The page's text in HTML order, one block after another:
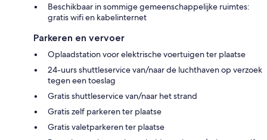
Beschikbaar in sommige gemeenschappelijke ruimtes:
gratis wifi en kabelinternet
Parkeren en vervoer
Oplaadstation voor elektrische voertuigen ter plaatse
24-uurs shuttleservice van/naar de luchthaven op verzoek
tegen een toeslag
Gratis shuttleservice van/naar het strand
Gratis zelf parkeren ter plaatse
Gratis valetparkeren ter plaatse